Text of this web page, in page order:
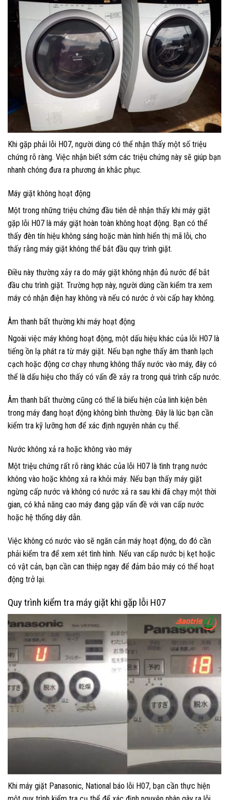
Khi gặp phải lỗi H07, người dùng có thể nhận thấy một số triệu
chứng rõ ràng. Việc nhận biết sớm các triệu chứng này sẽ giúp bạn
nhanh chóng đưa ra phương án khắc phục.
Máy giặt không hoạt động
Một trong những triệu chứng đầu tiên dễ nhận thấy khi máy giặt
gặp lỗi H07 là máy giặt hoàn toàn không hoạt động. Bạn có thể
thấy đèn tín hiệu không sáng hoặc màn hình hiển thị mã lỗi, cho
thấy rằng máy giặt không thể bắt đầu quy trình giặt.
Điều này thường xảy ra do máy giặt không nhận đủ nước để bắt
đầu chu trình giặt. Trường hợp này, người dùng cần kiểm tra xem
máy có nhận điện hay không và nếu có nước ở vòi cấp hay không.
Âm thanh bất thường khi máy hoạt động
Ngoài việc máy không hoạt động, một dấu hiệu khác của lỗi H07 là
tiếng ồn lạ phát ra từ máy giặt. Nếu bạn nghe thấy âm thanh lạch
cạch hoặc động cơ chạy nhưng không thấy nước vào máy, đây có
thể là dấu hiệu cho thấy có vấn đề xảy ra trong quá trình cấp nước.
Âm thanh bất thường cũng có thể là biểu hiện của linh kiện bên
trong máy đang hoạt động không bình thường. Đây là lúc bạn cần
kiểm tra kỹ lưỡng hơn để xác định nguyên nhân cụ thể.
Nước không xả ra hoặc không vào máy
Một triệu chứng rất rõ ràng khác của lỗi H07 là tình trạng nước
không vào hoặc không xả ra khỏi máy. Nếu bạn thấy máy giặt
ngừng cấp nước và không có nước xả ra sau khi đã chạy một thời
gian, có khả năng cao máy đang gặp vấn đề với van cấp nước
hoặc hệ thống dây dẫn.
Việc không có nước vào sẽ ngăn cản máy hoạt động, do đó cần
phải kiểm tra để xem xét tình hình. Nếu van cấp nước bị kẹt hoặc
có vật cản, bạn cần can thiệp ngay để đảm bảo máy có thể hoạt
động trở lại.
Quy trình kiểm tra máy giặt khi gặp lỗi H07
Khi máy giặt Panasonic, National báo lỗi H07, bạn cần thực hiện